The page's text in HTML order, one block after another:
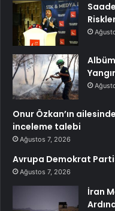
Onur Özkan’ın
inceleme talebi
Ağustos 7, 2026
Avrupa Demokrat
Ağustos 7, 2026
İran